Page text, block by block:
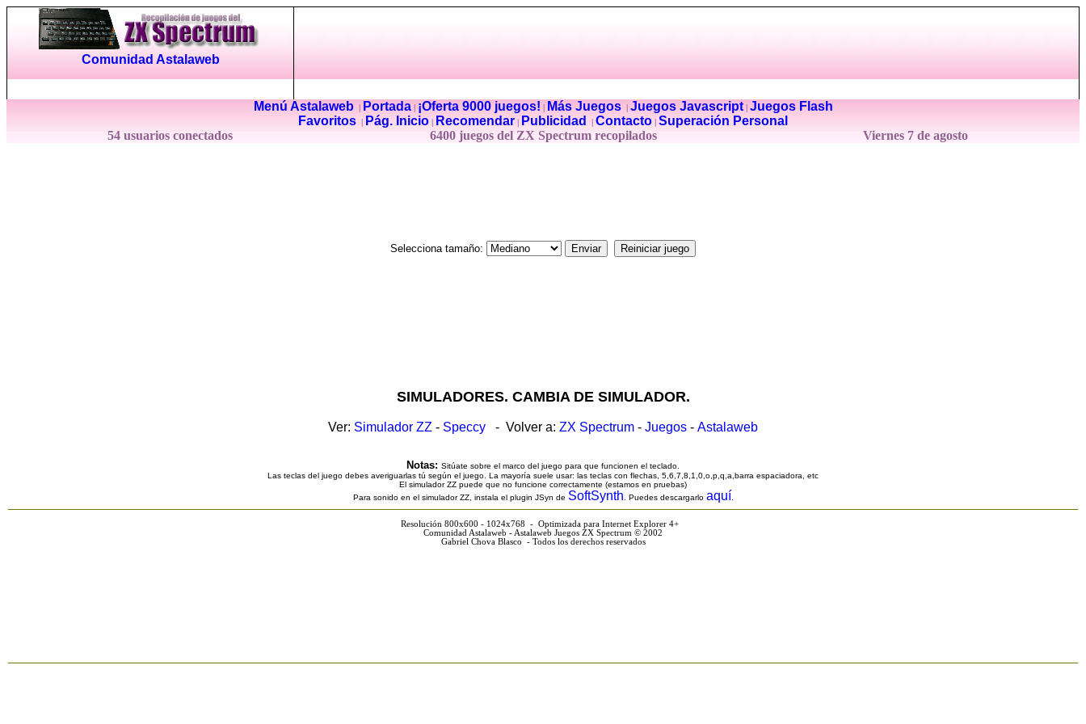
Comunidad Astalaweb
Menú Astalaweb| Portada| ¡Oferta 9000 juegos! Más Juegos| Juegos Javascript| Juegos Flash
Favoritos
Pág. Inicio Recomendar Publicidad Contacto Superación Personal
54 usuarios conectados
6400 juegos del ZX Spectrum recopilados Viernes 7 de agosto
Selecciona tamaño:
SIMULADORES. CAMBIA DE SIMULADOR.
Ver: Simulador ZZ - Speccy - Volver a: ZX Spectrum - Juegos - Astalaweb
Notas: Sitúate sobre el marco del juego para que funcionen el teclado.
Las teclas del juego debes averiguarlas tú según el juego. La mayoría suele usar: las teclas con flechas, 5,6,7,8,1,0,o,p,q,a,barra espaciadora, etc
El simulador ZZ puede que no funcione correctamente (estamos en pruebas)
Para sonido en el simulador ZZ, instala el plugin JSyn de SoftSynth . Puedes descargarlo aquí
Resolución 800x600 - 1024x768 - Optimizada para Internet Explorer 4+
Comunidad Astalaweb - Astalaweb Juegos ZX Spectrum © 2002
Gabriel Chova Blasco - Todos los derechos reservados